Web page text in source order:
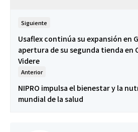
Siguiente
Usaflex continúa su expansión en
apertura de su segunda tienda en
Videre
Anterior
NIPRO impulsa el bienestar y la
mundial de la salud